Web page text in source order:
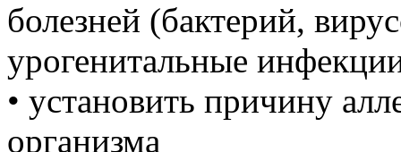
болезней (бактерий,
урогенитальные
• установить причину
организма